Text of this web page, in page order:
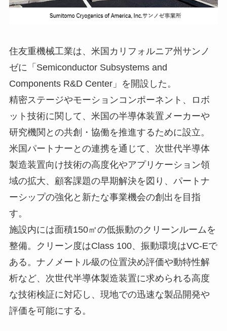
住友重機械工業は、米国カリフォルニア州サンノ
ゼに「Semiconductor Subsystems and
Components R&D Center」を開設した。
精密ステージやモーションコンポーネント、ロボ
ット技術に関して、米国の半導体装置メーカーや
研究機関との共創・協働を推進するために設立。
米国パートナーとの連携を通じて、次世代半導体
製造装置向け技術の高度化やアプリケーション領
域の拡大、顧客課題の早期解決を図り、パートナ
ーシップの強化と新たな事業機会の創出を目指
す。
施設内には面積150㎡の低振動のクリーンルームを
整備。クリーン度はClass 100、振動環境はVC-Eで
ある。ナノメートル級の位置決め評価や動特性解
析など、次世代半導体製造装置に求められる高度
な技術検証に対応し、現地での迅速な製品開発や
評価を可能にする。